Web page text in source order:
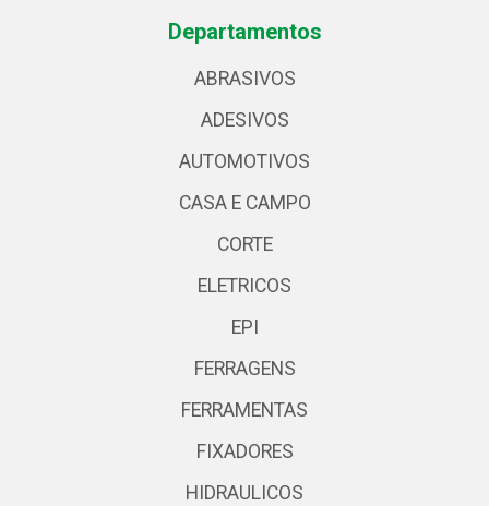
Departamentos
ABRASIVOS
ADESIVOS
AUTOMOTIVOS
CASA E CAMPO
CORTE
ELETRICOS
EPI
FERRAGENS
FERRAMENTAS
FIXADORES
HIDRAULICOS